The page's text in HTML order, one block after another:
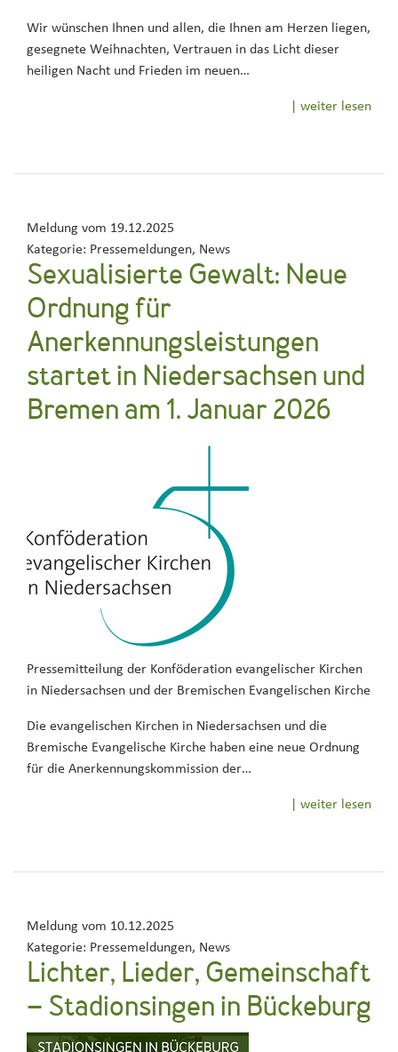
Wir wünschen Ihnen und allen, die Ihnen am Herzen liegen,
gesegnete Weihnachten, Vertrauen in das Licht dieser
heiligen Nacht und Frieden im neuen…
| weiter lesen
Meldung vom 19.12.2025
Kategorie: Pressemeldungen, News
Sexualisierte Gewalt: Neue
Ordnung für
Anerkennungsleistungen
startet in Niedersachsen und
Bremen am 1. Januar 2026
Pressemitteilung der Konföderation evangelischer Kirchen
in Niedersachsen und der Bremischen Evangelischen Kirche
Die evangelischen Kirchen in Niedersachsen und die
Bremische Evangelische Kirche haben eine neue Ordnung
für die Anerkennungskommission der…
| weiter lesen
Meldung vom 10.12.2025
Kategorie: Pressemeldungen, News
Lichter, Lieder, Gemeinschaft
– Stadionsingen in Bückeburg